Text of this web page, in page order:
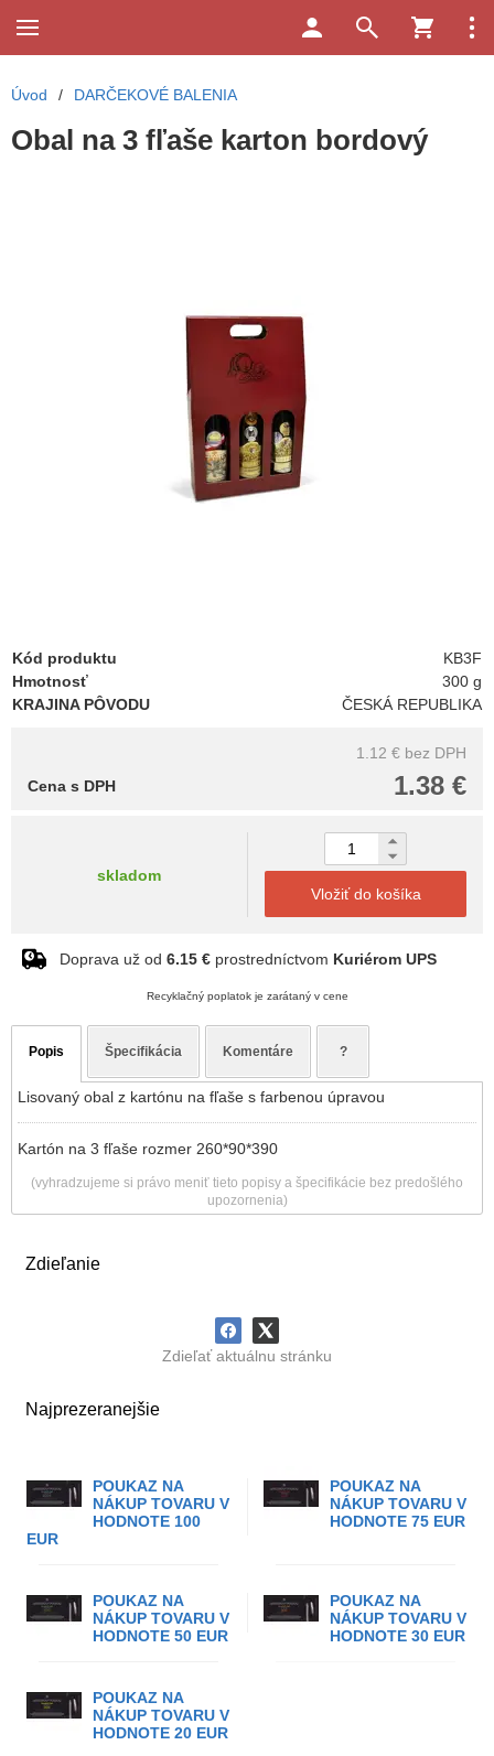
Zdieľanie
Zdieľať aktuálnu stránku
Najprezeranejšie
POUKAZ NA
NÁKUP TOVARU V
HODNOTE 100
EUR
POUKAZ NA
NÁKUP TOVARU V
HODNOTE 75 EUR
POUKAZ NA
NÁKUP TOVARU V
HODNOTE 50 EUR
POUKAZ NA
NÁKUP TOVARU V
HODNOTE 30 EUR
POUKAZ NA
NÁKUP TOVARU V
HODNOTE 20 EUR
Úvod / DARČEKOVÉ BALENIA
Obal na 3 fľaše karton bordový
Kód produktu
KB3F
Hmotnosť
300 g
KRAJINA PÔVODU
ČESKÁ REPUBLIKA
1.12 € bez DPH
1.38 €
Cena s DPH
skladom
Vložiť do košíka
Doprava už od 6.15 € prostredníctvom Kuriérom UPS
Recyklačný poplatok je zarátaný v cene
Popis Špecifikácia Komentáre ?
Lisovaný obal z kartónu na fľaše s farbenou úpravou
Kartón na 3 fľaše rozmer 260*90*390
(vyhradzujeme si právo meniť tieto popisy a špecifikácie bez predošlého
upozornenia)